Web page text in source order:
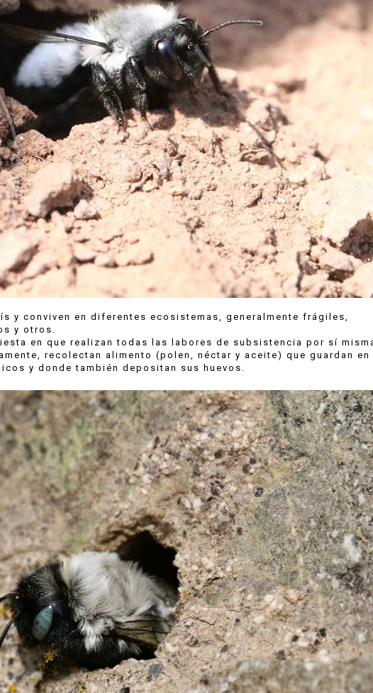
y conviven en diferentes ecosistemas, generalmente frágiles,
y otros.
en que realizan todas las labores de subsistencia por sí
recolectan alimento (polen, néctar y aceite) que guardan en
y donde también depositan sus huevos.